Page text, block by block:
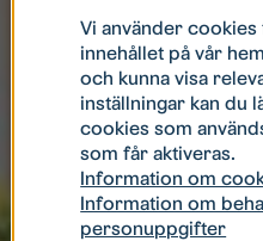
Vi använder
innehållet på vår
och kunna visa
inställningar kan du
cookies som
som får aktiveras.
Information om
Information om
personuppgifter